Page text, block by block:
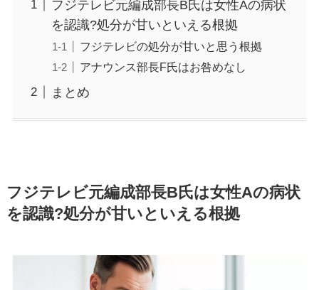
フジテレビ元編成部長B氏は女性Aの病状
を認識?処分が甘いといえる根拠
フジテレビの処分が甘いと思う根拠
アナウンス部長F氏はお咎めなし
まとめ
フジテレビ元編成部長B氏は女性Aの病状
を認識?処分が甘いといえる根拠